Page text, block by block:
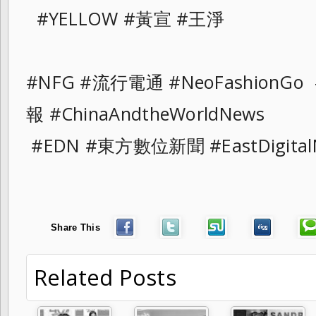
#YELLOW #黃宣 #王淨
#NFG #流行電通 #NeoFashionGo
報 #ChinaAndtheWorldNews
#EDN #東方數位新聞
Share This
Related Posts